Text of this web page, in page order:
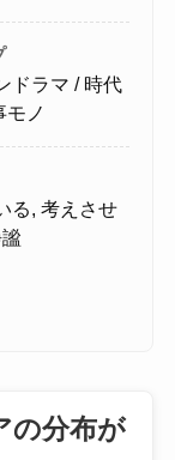
ドラマ / 時代
モノ
る, 考えさせ
の分布が